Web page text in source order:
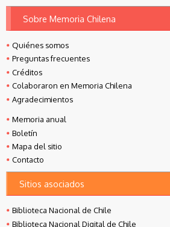
Sobre Memoria Chilena
Quiénes somos
Preguntas frecuentes
Créditos
Colaboraron en Memoria Chilena
Agradecimientos
Memoria anual
Boletín
Mapa del sitio
Contacto
Sitios asociados
Biblioteca Nacional de Chile
Biblioteca Nacional Digital de Chile